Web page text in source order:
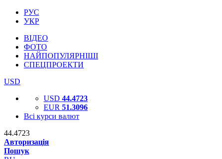
РУС
УКР
ВІДЕО
ФОТО
НАЙПОПУЛЯРНІШІ
СПЕЦПРОЕКТИ
USD
USD 44.4723
EUR 51.3096
Всі курси валют
44.4723
Авторизація
Пошук